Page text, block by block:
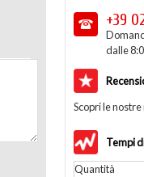
+39
dalle
Scopri le
Tempi
Quantità